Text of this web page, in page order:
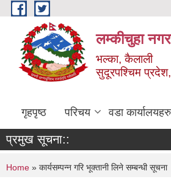
Skip to main content
लम्कीचुहा
भल्का, कैलाली
सुदूरपश्चिम
गृहपृष्ठ परिचय वडा कार्यालयहरु
प्रमुख सूचना::
You are here
Home » कार्यसम्पन्न गरि भूक्तानी लिने सम्बन्धी सूचना